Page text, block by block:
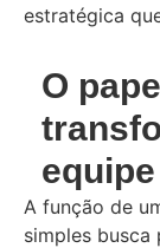
estratégica
O
equipe
A função de
simples busca